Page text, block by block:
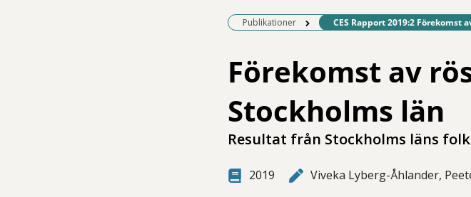
Publikationer Befintlig sida:
CES Rapport 2019:2 Förekomst
Förekomst av
Stockholms län
Resultat från Stockholms läns
2019 Viveka Lyberg-Åhlander,